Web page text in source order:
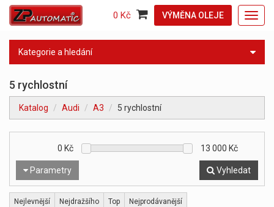
VÝMĚNA OLEJE
0 Kč
Kategorie a hledání
5 rychlostní
Katalog Audi A3 5 rychlostní
Parametry
0 Kč 13 000 Kč
Vyhledat
Nejlevnější Nejdražšího Top Nejprodávanější